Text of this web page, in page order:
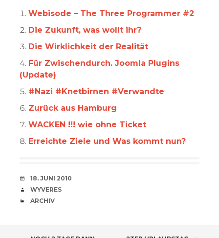
Webisode – The Three Programmer #2
Die Zukunft, was wollt ihr?
Die Wirklichkeit der Realität
Für Zwischendurch. Joomla Plugins
(Update)
#Nazi #Knetbirnen #Verwandte
Zurück aus Hamburg
WACKEN !!! wie ohne Ticket
Erreichte Ziele und Was kommt nun?
VERABREDUNG
18. JUNI 2010
VERFASSER
WYVERES
CATEGORIES
ARCHIV